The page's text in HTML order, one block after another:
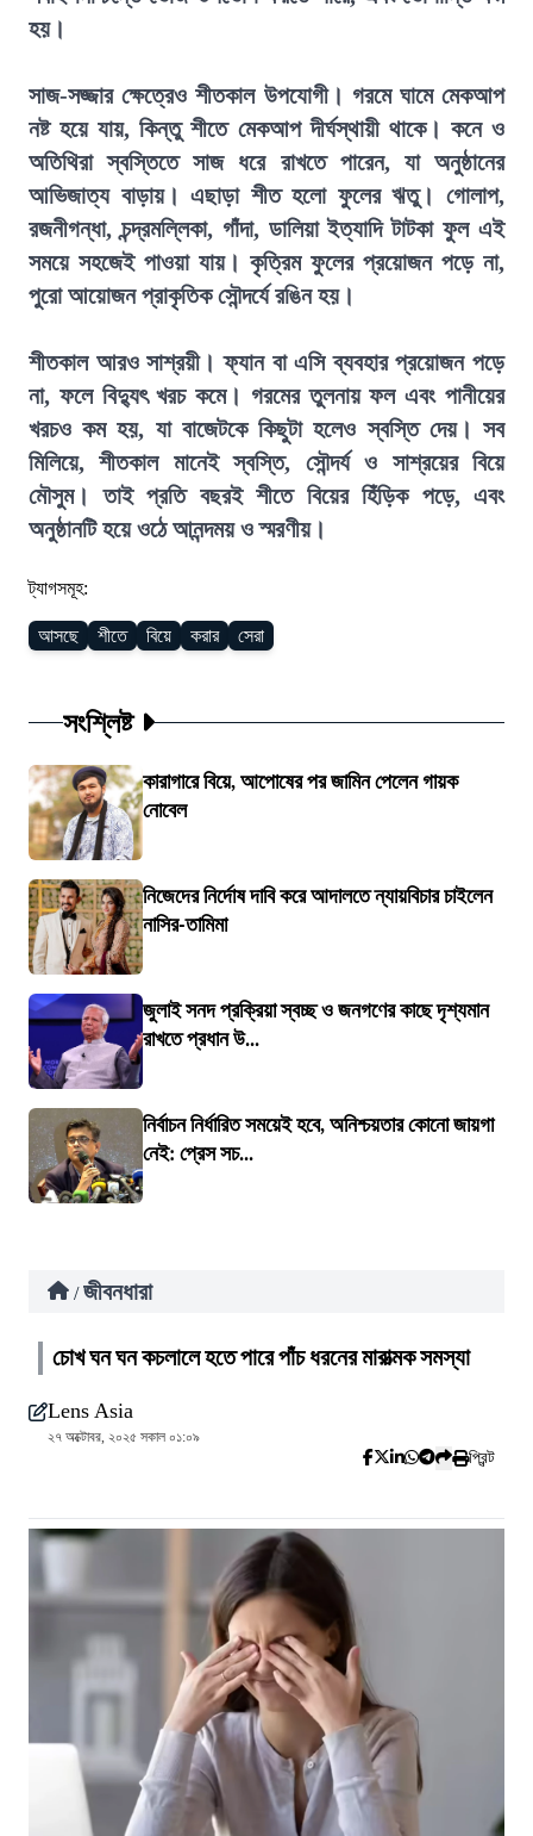
হয়।
সাজ-সজ্জার ক্ষেত্রেও শীতকাল উপযোগী। গরমে ঘামে মেকআপ
নষ্ট হয়ে যায়, কিন্তু শীতে মেকআপ দীর্ঘস্থায়ী থাকে। কনে ও
অতিথিরা স্বস্তিতে সাজ ধরে রাখতে পারেন, যা অনুষ্ঠানের
আভিজাত্য বাড়ায়। এছাড়া শীত হলো ফুলের ঋতু। গোলাপ,
রজনীগন্ধা, চন্দ্রমল্লিকা, গাঁদা, ডালিয়া ইত্যাদি টাটকা ফুল এই
সময়ে সহজেই পাওয়া যায়। কৃত্রিম ফুলের প্রয়োজন পড়ে না,
পুরো আয়োজন প্রাকৃতিক সৌন্দর্যে রঙিন হয়।
শীতকাল আরও সাশ্রয়ী। ফ্যান বা এসি ব্যবহার প্রয়োজন পড়ে
না, ফলে বিদ্যুৎ খরচ কমে। গরমের তুলনায় ফল এবং পানীয়ের
খরচও কম হয়, যা বাজেটকে কিছুটা হলেও স্বস্তি দেয়। সব
মিলিয়ে, শীতকাল মানেই স্বস্তি, সৌন্দর্য ও সাশ্রয়ের বিয়ে
মৌসুম। তাই প্রতি বছরই শীতে বিয়ের হিঁড়িক পড়ে, এবং
অনুষ্ঠানটি হয়ে ওঠে আনন্দময় ও স্মরণীয়।
ট্যাগসমূহ:
আসছে শীতে বিয়ে করার সেরা
সংশ্লিষ্ট
কারাগারে বিয়ে, আপোষের পর জামিন পেলেন গায়ক
নোবেল
নিজেদের নির্দোষ দাবি করে আদালতে ন্যায়বিচার চাইলেন
নাসির-তামিমা
জুলাই সনদ প্রক্রিয়া স্বচ্ছ ও জনগণের কাছে দৃশ্যমান
রাখতে প্রধান উ...
নির্বাচন নির্ধারিত সময়েই হবে, অনিশ্চয়তার কোনো জায়গা
নেই: প্রেস সচ...
/ জীবনধারা
চোখ ঘন ঘন কচলালে হতে পারে পাঁচ ধরনের মারাত্মক সমস্যা
Lens Asia
২৭ অক্টোবর, ২০২৫ সকাল ০১:০৯
প্রিন্ট